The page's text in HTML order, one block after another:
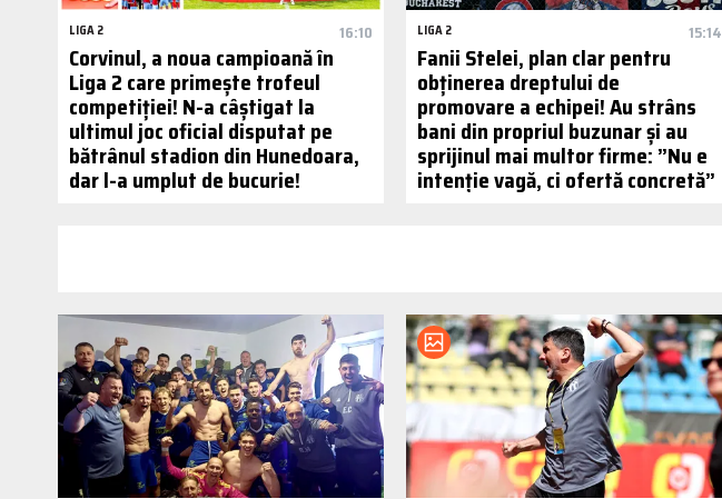
LIGA 2 16:10
Corvinul, a noua campioană în
Liga 2 care primește trofeul
competiției! N-a câștigat la
ultimul joc oficial disputat pe
bătrânul stadion din Hunedoara,
dar l-a umplut de bucurie!
LIGA 2 15:14
Fanii Stelei, plan clar pentru
obținerea dreptului de
promovare a echipei! Au strâns
bani din propriul buzunar și au
sprijinul mai multor firme: ”Nu e
intenție vagă, ci ofertă concretă”